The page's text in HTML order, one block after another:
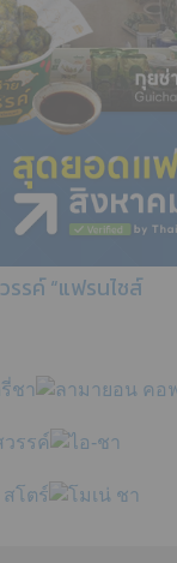
รรค์ “แฟรนไชส์